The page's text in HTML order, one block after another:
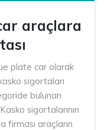
araçlara
plate car olarak
sigortaları
bulunan
sigortalarının
firması araçların